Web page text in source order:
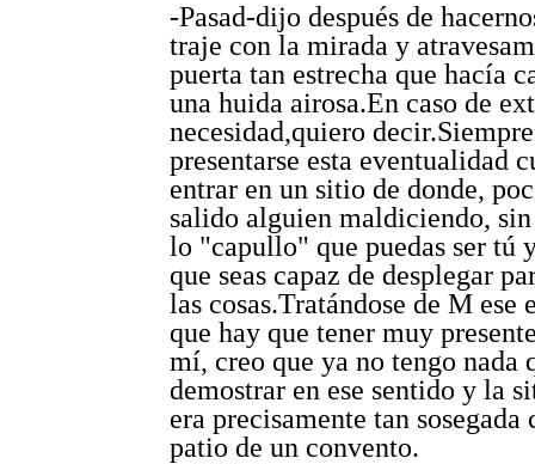
-Pasad-dijo después de
traje con la mirada y
puerta tan estrecha que hacía
una huida airosa.En caso de
necesidad,quiero
presentarse esta eventualidad
entrar en un sitio de donde,
salido alguien maldiciendo,
lo "capullo" que puedas ser tú
que seas capaz de desplegar
las cosas.Tratándose de M ese
que hay que tener muy
mí, creo que ya no tengo nada
demostrar en ese sentido y la
era precisamente tan
patio de un convento.